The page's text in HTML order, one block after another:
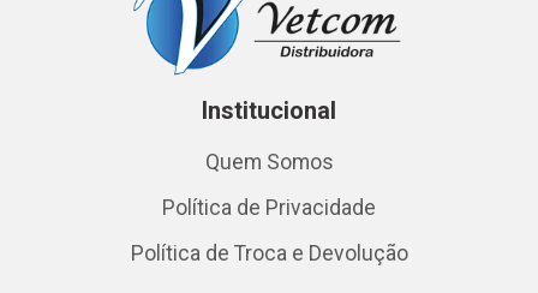
Institucional
Quem Somos
Política de Privacidade
Política de Troca e Devolução